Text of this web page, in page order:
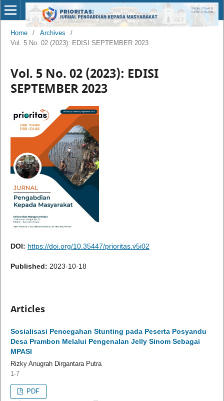
Home / Archives
/
Vol. 5 No. 02 (2023): EDISI SEPTEMBER 2023
Vol. 5 No. 02 (2023): EDISI
SEPTEMBER 2023
DOI: https://doi.org/10.35447/prioritas.v5i02
Published: 2023-10-18
Articles
Sosialisasi Pencegahan Stunting pada Peserta Posyandu
Desa Prambon Melalui Pengenalan Jelly Sinom Sebagai
MPASI
Rizky Anugrah Dirgantara Putra
1-7
PDF